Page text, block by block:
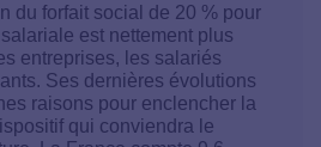
du forfait social de 20 % pour
est nettement plus
entreprises, les salariés
Ses dernières évolutions
raisons pour enclencher la
qui conviendra le